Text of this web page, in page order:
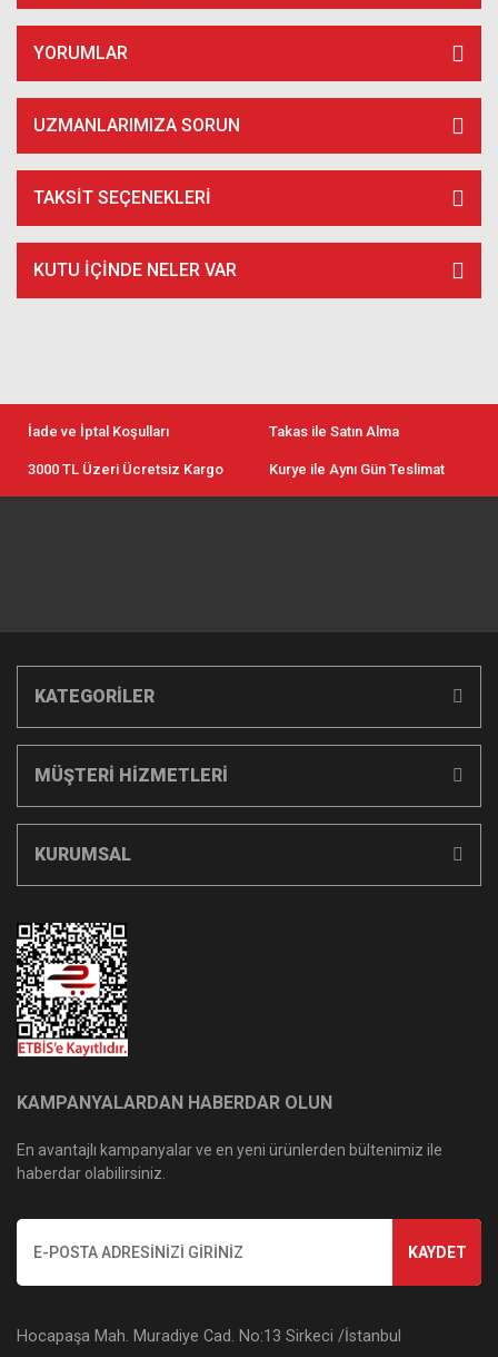
YORUMLAR
UZMANLARIMIZA SORUN
TAKSIT SEÇENEKLERI
KUTU İÇİNDE NELER VAR
İade ve İptal Koşulları Takas ile Satın Alma
3000 TL Üzeri Ücretsiz Kargo Kurye ile Aynı Gün Teslimat
KATEGORİLER
MÜŞTERİ HİZMETLERİ
KURUMSAL
KAMPANYALARDAN HABERDAR OLUN
En avantajlı kampanyalar ve en yeni ürünlerden bültenimiz ile
haberdar olabilirsiniz.
KAYDET
Hocapaşa Mah. Muradiye Cad. No:13 Sirkeci /İstanbul